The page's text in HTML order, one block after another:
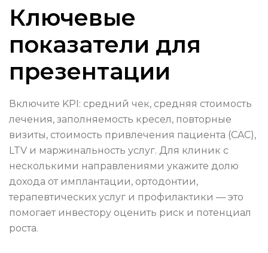
Ключевые
показатели для
презентации
Включите KPI: средний чек, средняя стоимость
лечения, заполняемость кресел, повторные
визиты, стоимость привлечения пациента (CAC),
LTV и маржинальность услуг. Для клиник с
несколькими направлениями укажите долю
дохода от имплантации, ортодонтии,
терапевтических услуг и профилактики — это
помогает инвестору оценить риск и потенциал
роста.